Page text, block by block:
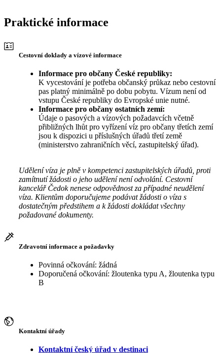
Praktické informace
Cestovní doklady a vízové informace
Informace pro občany České republiky:
K vycestování je potřeba občanský průkaz nebo cestovní
pas platný minimálně po dobu pobytu. Vízum není od
vstupu České republiky do Evropské unie nutné.
Informace pro občany ostatních zemí:
Údaje o pasových a vízových požadavcích včetně
přibližných lhůt pro vyřízení víz pro občany třetích zemí
jsou k dispozici u příslušných úřadů třetí země
(ministerstvo zahraničních věcí, zastupitelský úřad).
Udělení víza je plně v kompetenci zastupitelských úřadů, proti
zamítnutí žádosti o jeho udělení není odvolání. Cestovní
kancelář Čedok nenese odpovědnost za případné neudělení
víza. Klientům doporučujeme podávat žádosti o víza s
dostatečným předstihem a k žádosti dokládat všechny
požadované dokumenty.
Zdravotní informace a požadavky
Povinná očkování: žádná
Doporučená očkování: žloutenka typu A, žloutenka typu
B
Kontaktní úřady
Kontaktní český úřad v destinaci